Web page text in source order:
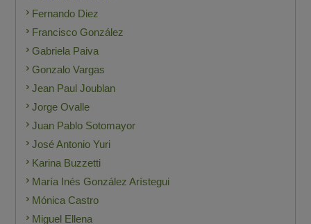
Fernando Diez
Francisco González
Gabriela Paiva
Gonzalo Vargas
Jean Paul Joublan
Jorge Ovalle
Juan Pablo Sotomayor
José Antonio Yuri
Karina Buzzetti
María Inés González Arístegui
Mónica Castro
Miguel Ellena